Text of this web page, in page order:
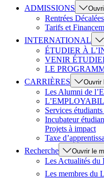
ADMISSIONS
Rentrées Décalées
Tarifs et
INTERNATIONAL
ÉTUDIER À
VENIR
LE
CARRIÈRES
Ouvrir
Les Alumni de
Services
Incubateur
Projets à impact
Taxe
Recherche
Ouvrir le
Les Actualités du
Les membres du